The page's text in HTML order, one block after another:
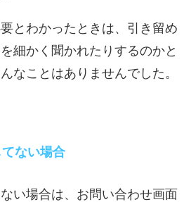
とわかったときは、引き留め
細かく聞かれたりするのかと
なことはありませんでした。
ない場合
い場合は、お問い合わせ画面